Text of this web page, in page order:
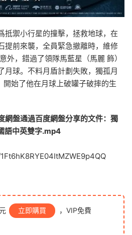
抵禦小行星的撞擊，拯救地球，在
提前來襲，全員緊急撤離時，維修
外，錯過了領隊馬藍星（馬麗 飾）
月球。不料月盾計劃失敗，獨孤月
開始了他在月球上破罐子破摔的生
網盤通過百度網盤分享的文件：獨
語中英雙字.mp4
立即購買
，VIP免費